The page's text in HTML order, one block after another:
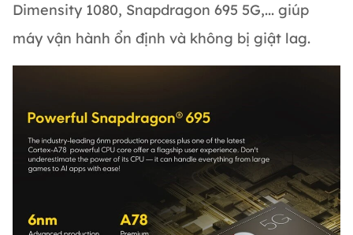
Dimensity 1080, Snapdragon 695 5G,... giúp
máy vận hành ổn định và không bị giật lag.